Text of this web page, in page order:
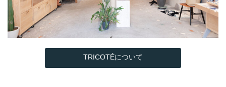
TRICOTÉについて